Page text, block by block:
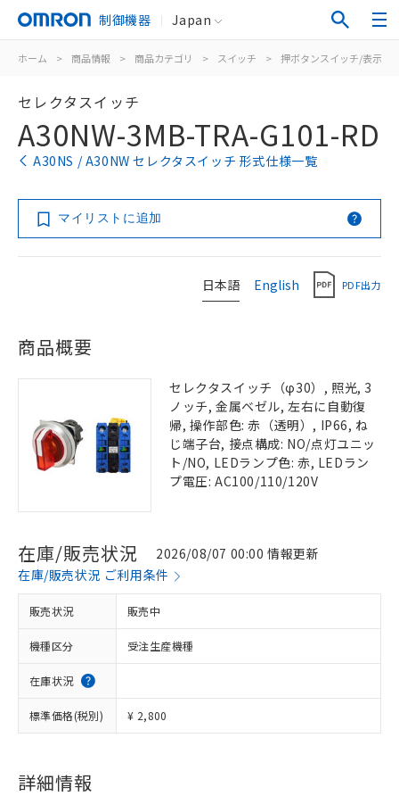
制御機器 Japan
ホーム > 商品情報 > 商品カテゴリ > スイッチ > 押ボタンスイッチ/表示灯
セレクタスイッチ
A30NW-3MB-TRA-G101-RD
A30NS / A30NW セレクタスイッチ 形式仕様一覧
マイリストに追加
日本語 English PDF出力
商品概要
セレクタスイッチ（φ30）, 照光, 3
ノッチ, 金属ベゼル, 左右に自動復
帰, 操作部色: 赤（透明）, IP66, ね
じ端子台, 接点構成: NO/点灯ユニッ
ト/NO, LEDランプ色: 赤, LEDラン
プ電圧: AC100/110/120V
在庫/販売状況
2026/08/07 00:00 情報更新
在庫/販売状況 ご利用条件
販売状況 販売中
機種区分 受注生産機種
在庫状況
標準価格(税別) ¥ 2,800
詳細情報